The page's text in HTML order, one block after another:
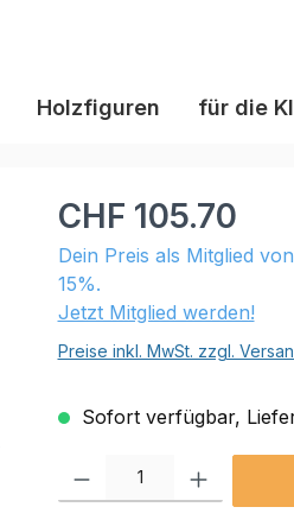
Holzfiguren für die
CHF 105.70
Dein Preis als Mitglied
15%.
Jetzt Mitglied werden!
Preise inkl. MwSt. zzgl.
Sofort verfügbar,